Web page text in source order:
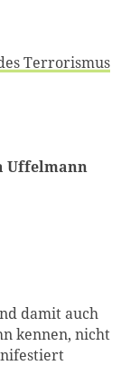
Terrorismus
Uffelmann
damit auch
kennen, nicht